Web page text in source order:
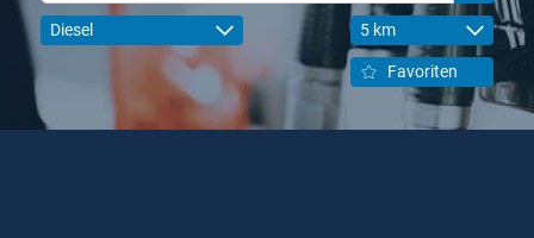
Diesel 5 km
Favoriten